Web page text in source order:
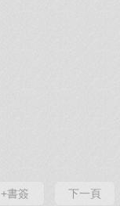
+書簽 下一頁